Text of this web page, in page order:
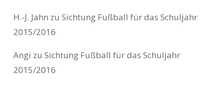
H.-J. Jahn zu Sichtung Fußball für das Schuljahr
2015/2016
Angi zu Sichtung Fußball für das Schuljahr
2015/2016